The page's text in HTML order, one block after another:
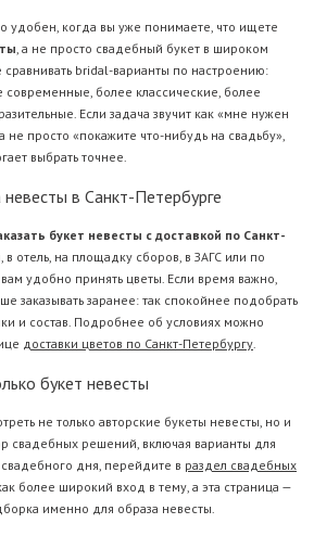
удобен, когда вы уже понимаете, что ищете
, а не просто свадебный букет в широком
bridal-варианты по настроению:
более классические, более
Если задача звучит как «мне нужен
не просто «покажите что-нибудь на свадьбу»,
выбрать точнее.
в Санкт-Петербурге
букет невесты с доставкой по Санкт-
отель, на площадку сборов, в ЗАГС или по
удобно принять цветы. Если время важно,
заказывать заранее: так спокойнее подобрать
и состав. Подробнее об условиях можно
доставки цветов по Санкт-Петербургу
букет невесты
не только авторские букеты невесты, но и
свадебных решений, включая варианты для
дня, перейдите в раздел свадебных
более широкий вход в тему, а эта страница —
именно для образа невесты.